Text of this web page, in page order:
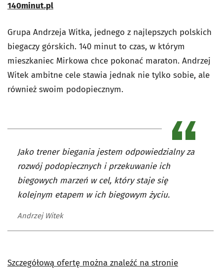
140minut.pl
Grupa Andrzeja Witka, jednego z najlepszych polskich
biegaczy górskich. 140 minut to czas, w którym
mieszkaniec Mirkowa chce pokonać maraton. Andrzej
Witek ambitne cele stawia jednak nie tylko sobie, ale
również swoim podopiecznym.
Jako trener biegania jestem odpowiedzialny za
rozwój podopiecznych i przekuwanie ich
biegowych marzeń w cel, który staje się
kolejnym etapem w ich biegowym życiu.
Andrzej Witek
Szczegółową ofertę można znaleźć na stronie